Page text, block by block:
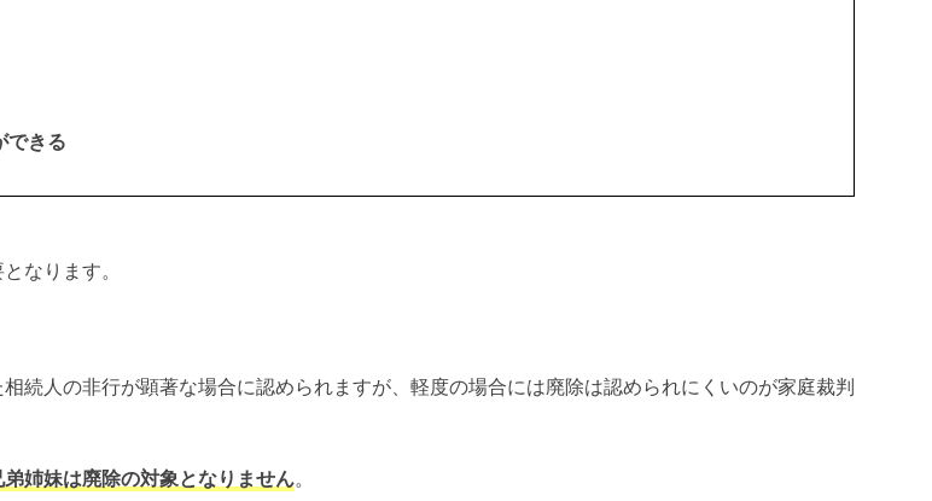
できる
なります。
続人の非行が顕著な場合に認められますが、軽度の場合には廃除は認められにくいのが家庭裁判
姉妹は廃除の対象となりません。